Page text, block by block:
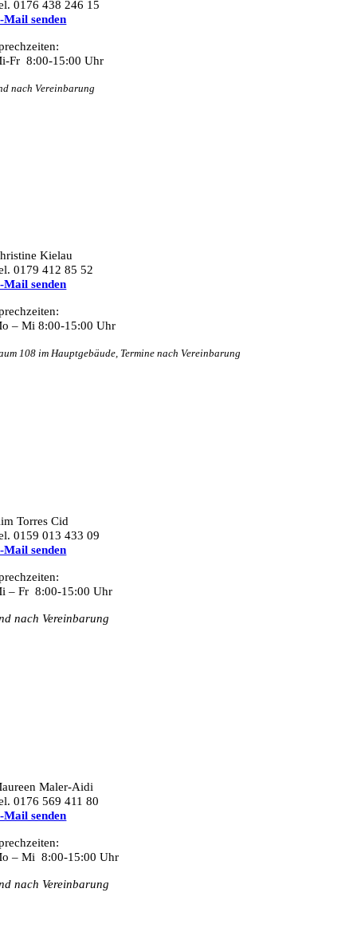
0176 438 246 15
Mail senden
Fr 8:00-15:00 Uhr
nach Vereinbarung
Kielau
0179 412 85 52
Mail senden
– Mi 8:00-15:00 Uhr
108 im Hauptgebäude, Termine nach Vereinbarung
Torres Cid
0159 013 433 09
Mail senden
– Fr 8:00-15:00 Uhr
nach Vereinbarung
Maler-Aidi
0176 569 411 80
Mail senden
– Mi 8:00-15:00 Uhr
nach Vereinbarung